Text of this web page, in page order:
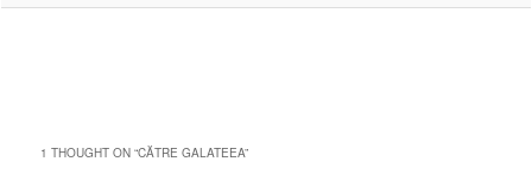
1 THOUGHT ON “CĂTRE GALATEEA”